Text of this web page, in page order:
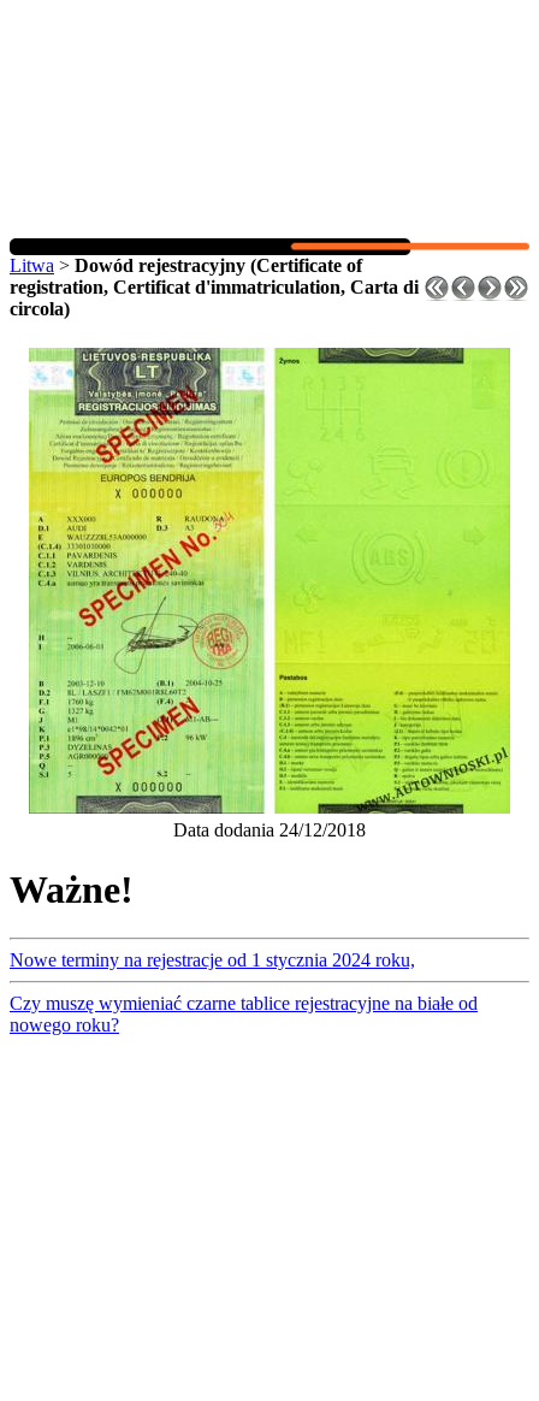
Litwa > Dowód rejestracyjny (Certificate of
registration, Certificat d'immatriculation, Carta di
circola)
Data dodania 24/12/2018
Ważne!
Nowe terminy na rejestracje od 1 stycznia 2024 roku,
Czy muszę wymieniać czarne tablice rejestracyjne na białe od
nowego roku?